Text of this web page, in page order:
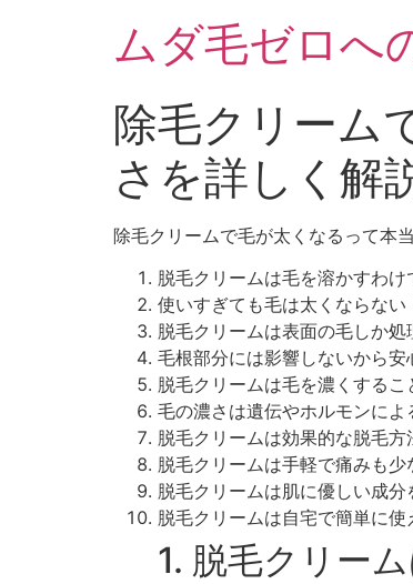
ムダ毛ゼロへ
除毛クリーム
さを詳しく解
除毛クリームで毛が太くなるって本
脱毛クリームは毛を溶かすわけ
使いすぎても毛は太くならない
脱毛クリームは表面の毛しか処
毛根部分には影響しないから安
脱毛クリームは毛を濃くするこ
毛の濃さは遺伝やホルモンによ
脱毛クリームは効果的な脱毛方
脱毛クリームは手軽で痛みも少
脱毛クリームは肌に優しい成分
脱毛クリームは自宅で簡単に使
1. 脱毛クリー